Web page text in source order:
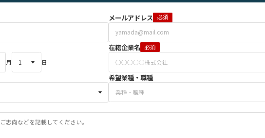
メールアドレス 必須
月 日
在籍企業名 必須
希望業種・職種